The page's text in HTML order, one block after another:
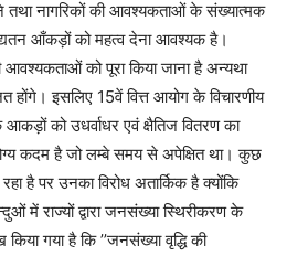
तथा नागरिकों की आवश्यकताओं के संख्यात्मक
आँकड़ों को महत्व देना आवश्यक है।
आवश्यकताओं को पूरा किया जाना है अन्यथा
होंगे। इसलिए 15वें वित्त आयोग के विचारणीय
को उधर्वाधर एवं क्षैतिज वितरण का
कदम है जो लम्बे समय से अपेक्षित था। कुछ
रहा है पर उनका विरोध अतार्किक है क्योंकि
में राज्यों द्वारा जनसंख्या स्थिरीकरण के
गया है कि ’’जनसंख्या वृद्धि की